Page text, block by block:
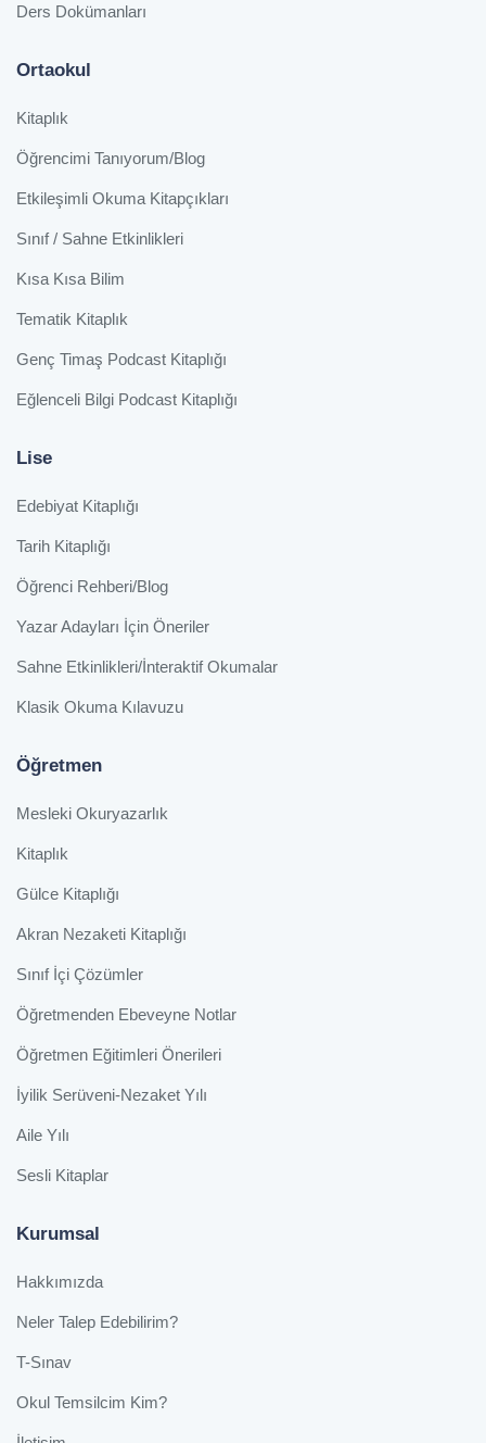
Ders Dokümanları
Ortaokul
Kitaplık
Öğrencimi Tanıyorum/Blog
Etkileşimli Okuma Kitapçıkları
Sınıf / Sahne Etkinlikleri
Kısa Kısa Bilim
Tematik Kitaplık
Genç Timaş Podcast Kitaplığı
Eğlenceli Bilgi Podcast Kitaplığı
Lise
Edebiyat Kitaplığı
Tarih Kitaplığı
Öğrenci Rehberi/Blog
Yazar Adayları İçin Öneriler
Sahne Etkinlikleri/İnteraktif Okumalar
Klasik Okuma Kılavuzu
Öğretmen
Mesleki Okuryazarlık
Kitaplık
Gülce Kitaplığı
Akran Nezaketi Kitaplığı
Sınıf İçi Çözümler
Öğretmenden Ebeveyne Notlar
Öğretmen Eğitimleri Önerileri
İyilik Serüveni-Nezaket Yılı
Aile Yılı
Sesli Kitaplar
Kurumsal
Hakkımızda
Neler Talep Edebilirim?
T-Sınav
Okul Temsilcim Kim?